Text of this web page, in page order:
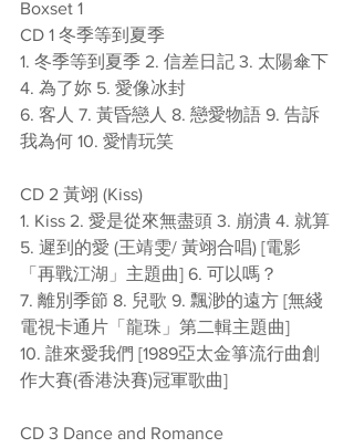
Boxset 1
CD 1 冬季等到夏季
1. 冬季等到夏季 2. 信差日記 3. 太陽傘下
4. 為了妳 5. 愛像冰封
6. 客人 7. 黃昏戀人 8. 戀愛物語 9. 告訴
我為何 10. 愛情玩笑
CD 2 黃翊 (Kiss)
1. Kiss 2. 愛是從來無盡頭 3. 崩潰 4. 就算
5. 遲到的愛 (王靖雯/ 黃翊合唱) [電影
「再戰江湖」主題曲] 6. 可以嗎？
7. 離別季節 8. 兒歌 9. 飄渺的遠方 [無綫
電視卡通片「龍珠」第二輯主題曲]
10. 誰來愛我們 [1989亞太金箏流行曲創
作大賽(香港決賽)冠軍歌曲]
CD 3 Dance and Romance